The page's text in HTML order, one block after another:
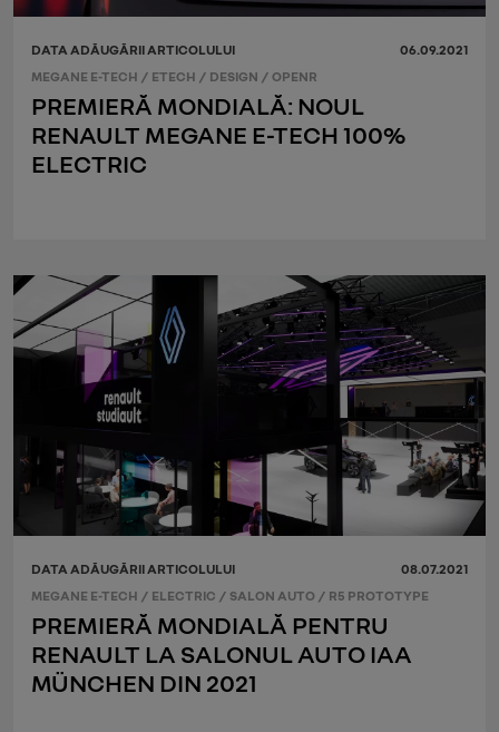
DATA ADĂUGĂRII ARTICOLULUI
06.09.2021
MEGANE E-TECH / ETECH / DESIGN / OPENR
PREMIERĂ MONDIALĂ: NOUL
RENAULT MEGANE E-TECH 100%
ELECTRIC
DATA ADĂUGĂRII ARTICOLULUI
08.07.2021
MEGANE E-TECH / ELECTRIC / SALON AUTO / R5 PROTOTYPE
PREMIERĂ MONDIALĂ PENTRU
RENAULT LA SALONUL AUTO IAA
MÜNCHEN DIN 2021